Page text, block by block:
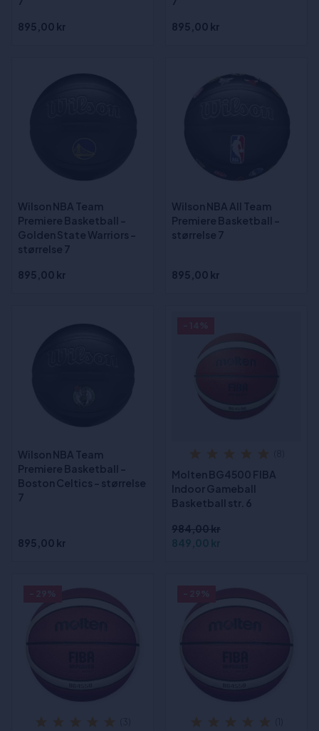
895,00 kr
895,00 kr
Wilson NBA Team
Premiere Basketball -
Golden State Warriors -
størrelse 7
895,00 kr
Wilson NBA All Team
Premiere Basketball -
størrelse 7
895,00 kr
Wilson NBA Team
Premiere Basketball -
Boston Celtics - størrelse
7
895,00 kr
Molten BG4500 FIBA
Indoor Gameball
Basketball str. 6
984,00 kr
849,00 kr